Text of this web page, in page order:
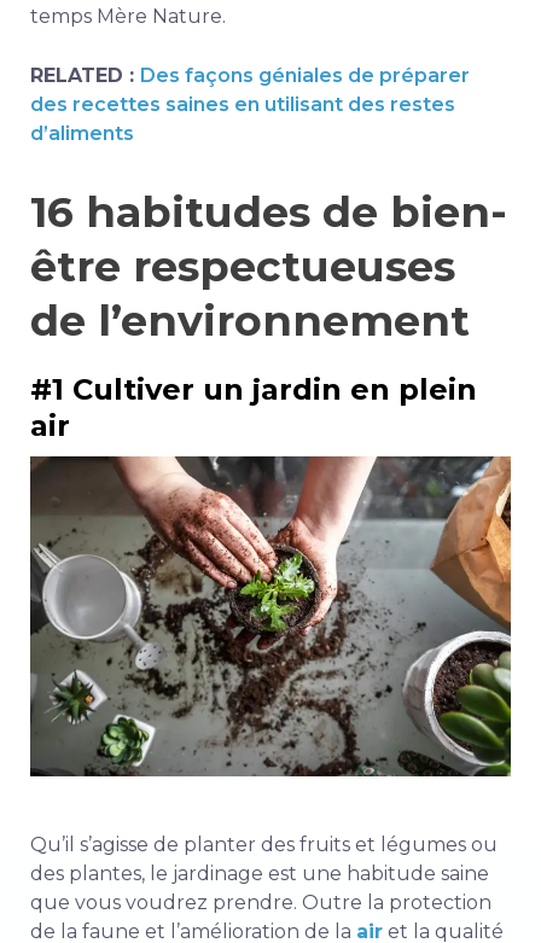
temps Mère Nature.
RELATED : Des façons géniales de préparer
des recettes saines en utilisant des restes
d’aliments
16 habitudes de bien-
être respectueuses
de l’environnement
#1 Cultiver un jardin en plein
air
Qu’il s’agisse de planter des fruits et légumes ou
des plantes, le jardinage est une habitude saine
que vous voudrez prendre. Outre la protection
de la faune et l’amélioration de la air et la qualité